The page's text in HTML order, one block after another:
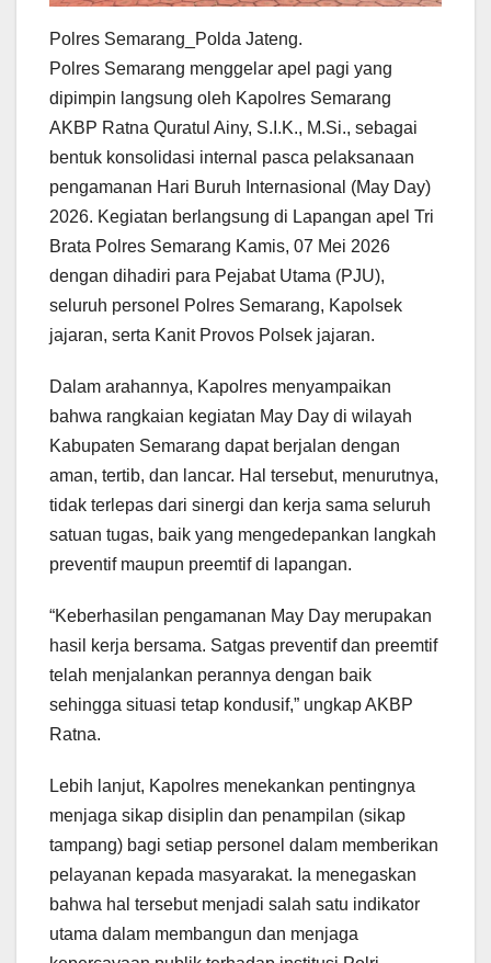
Polres Semarang_Polda Jateng.
Polres Semarang menggelar apel pagi yang
dipimpin langsung oleh Kapolres Semarang
AKBP Ratna Quratul Ainy, S.I.K., M.Si., sebagai
bentuk konsolidasi internal pasca pelaksanaan
pengamanan Hari Buruh Internasional (May Day)
2026. Kegiatan berlangsung di Lapangan apel Tri
Brata Polres Semarang Kamis, 07 Mei 2026
dengan dihadiri para Pejabat Utama (PJU),
seluruh personel Polres Semarang, Kapolsek
jajaran, serta Kanit Provos Polsek jajaran.
Dalam arahannya, Kapolres menyampaikan
bahwa rangkaian kegiatan May Day di wilayah
Kabupaten Semarang dapat berjalan dengan
aman, tertib, dan lancar. Hal tersebut, menurutnya,
tidak terlepas dari sinergi dan kerja sama seluruh
satuan tugas, baik yang mengedepankan langkah
preventif maupun preemtif di lapangan.
“Keberhasilan pengamanan May Day merupakan
hasil kerja bersama. Satgas preventif dan preemtif
telah menjalankan perannya dengan baik
sehingga situasi tetap kondusif,” ungkap AKBP
Ratna.
Lebih lanjut, Kapolres menekankan pentingnya
menjaga sikap disiplin dan penampilan (sikap
tampang) bagi setiap personel dalam memberikan
pelayanan kepada masyarakat. Ia menegaskan
bahwa hal tersebut menjadi salah satu indikator
utama dalam membangun dan menjaga